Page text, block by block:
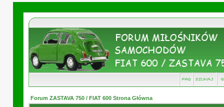
Forum ZASTAVA 750 / FIAT 600 Strona Główna